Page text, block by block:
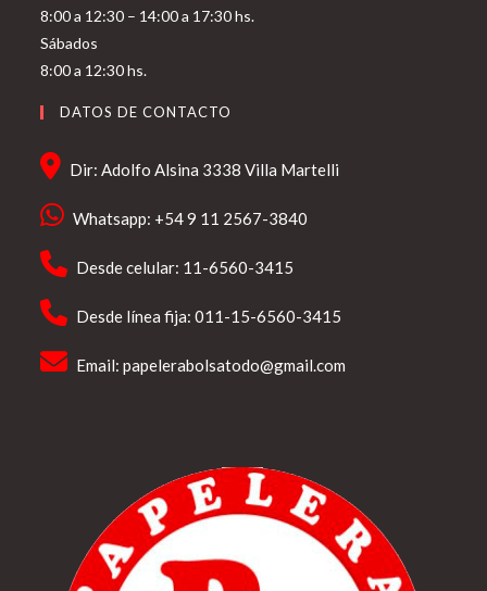
8:00 a 12:30 – 14:00 a 17:30 hs.
Sábados
8:00 a 12:30 hs.
DATOS DE CONTACTO
Dir: Adolfo Alsina 3338 Villa Martelli
Whatsapp: +54 9 11 2567-3840
Desde celular: 11-6560-3415
Desde línea fija: 011-15-6560-3415
Email:papelerabolsatodo@gmail.com